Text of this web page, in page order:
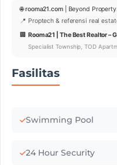
🌐rooma21.com| Beyond
📍 Proptech & referensi real
🏢 Rooma21 | The Best Realtor –
Specialist Township, TOD
Fasilitas
Swimming Pool
24 Hour Security